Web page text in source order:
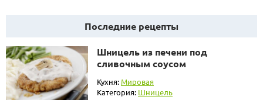
Последние рецепты
Шницель из печени под
сливочным соусом
Кухня: Мировая
Категория: Шницель